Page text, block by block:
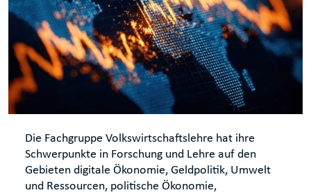
Die Fachgruppe Volkswirtschaftslehre hat ihre
Schwerpunkte in Forschung und Lehre auf den
Gebieten digitale Ökonomie, Geldpolitik, Umwelt
und Ressourcen, politische Ökonomie,